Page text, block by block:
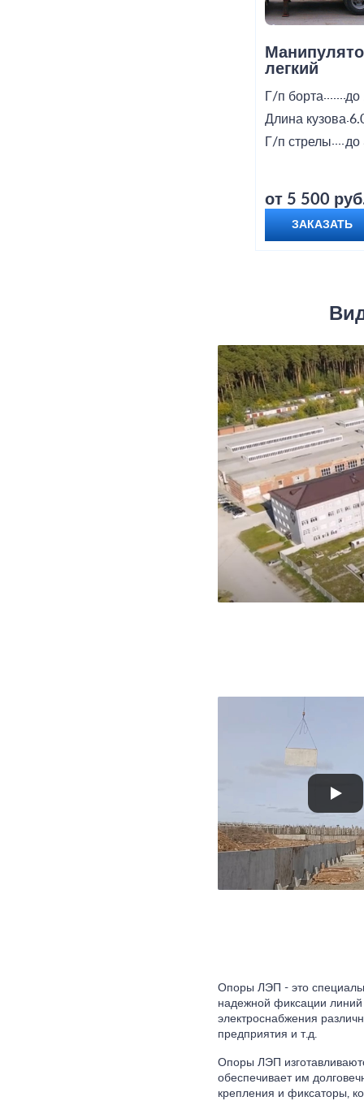
легкий
Г/п борта
до
Длина кузова
Г/п стрелы
до
от 5 500
ЗАКАЗАТЬ
Опоры ЛЭП - это
надежной фиксации
электроснабжения
предприятия и т.д.
Опоры ЛЭП
обеспечивает им
крепления и фиксаторы,